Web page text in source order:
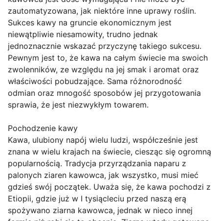
zautomatyzowana, jak niektóre inne uprawy roślin.
Sukces kawy na gruncie ekonomicznym jest
niewątpliwie niesamowity, trudno jednak
jednoznacznie wskazać przyczynę takiego sukcesu.
Pewnym jest to, że kawa na całym świecie ma swoich
zwolenników, ze względu na jej smak i aromat oraz
właściwości pobudzające. Sama różnorodność
odmian oraz mnogość sposobów jej przygotowania
sprawia, że jest niezwykłym towarem.
Pochodzenie kawy
Kawa, ulubiony napój wielu ludzi, współcześnie jest
znana w wielu krajach na świecie, ciesząc się ogromną
popularnością. Tradycja przyrządzania naparu z
palonych ziaren kawowca, jak wszystko, musi mieć
gdzieś swój początek. Uważa się, że kawa pochodzi z
Etiopii, gdzie już w I tysiącleciu przed naszą erą
spożywano ziarna kawowca, jednak w nieco innej